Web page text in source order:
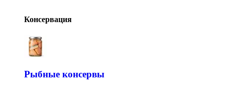
Консервация
Рыбные консервы